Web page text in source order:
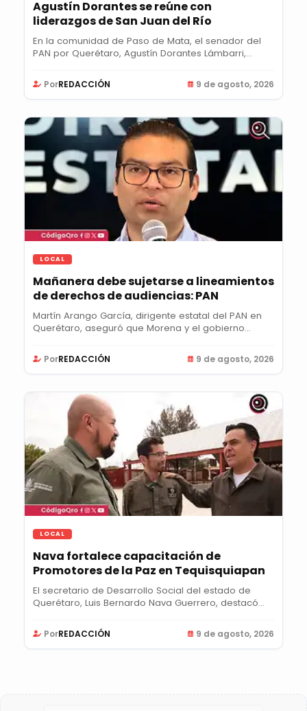
Agustín Dorantes se reúne con
liderazgos de San Juan del Río
En la comunidad de Paso de Mata, el senador del
PAN por Querétaro, Agustín Dorantes Lámbarri,...
PorREDACCIÓN 9 de agosto, 2026
LOCAL
Mañanera debe sujetarse a lineamientos
de derechos de audiencias: PAN
Martín Arango García, dirigente estatal del PAN en
Querétaro, aseguró que Morena y el gobierno...
PorREDACCIÓN 9 de agosto, 2026
LOCAL
Nava fortalece capacitación de
Promotores de la Paz en Tequisquiapan
El secretario de Desarrollo Social del estado de
Querétaro, Luis Bernardo Nava Guerrero, destacó
PorREDACCIÓN 9 de agosto, 2026